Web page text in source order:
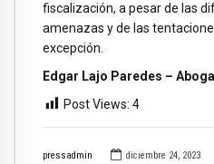
pressadmin diciembre 24, 2023
fiscalización, a pesar de las
amenazas y de las
excepción.
Edgar Lajo Paredes –
Post Views: 4